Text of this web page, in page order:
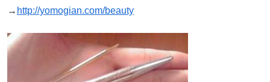
→ http://yomogian.com/beauty